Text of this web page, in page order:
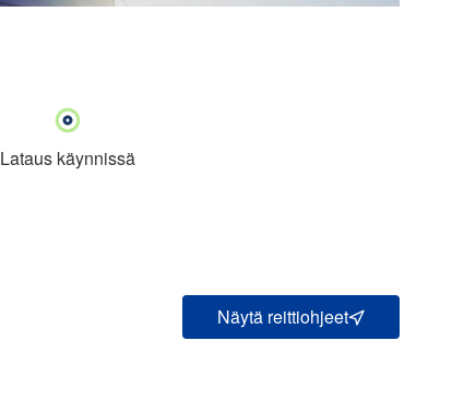
Lataus käynnissä
Näytä reittiohjeet